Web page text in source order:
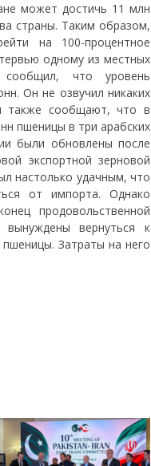
может достичь 11 млн
страны. Таким образом,
на 100-процентное
одному из местных
сообщил, что уровень
Он не озвучил никаких
также сообщают, что в
пшеницы в три арабских
были обновлены после
экспортной зерновой
настолько удачным, что
от импорта. Однако
продовольственной
вернуться к
Затраты на него